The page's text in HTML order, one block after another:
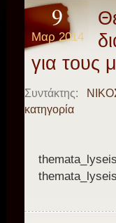
9
Μαρ 2014
για τους
Συντάκτης:
κατηγορία